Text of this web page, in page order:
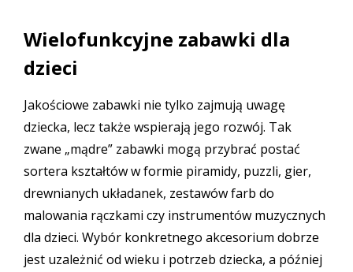
Wielofunkcyjne zabawki dla
dzieci
Jakościowe zabawki nie tylko zajmują uwagę
dziecka, lecz także wspierają jego rozwój. Tak
zwane „mądre” zabawki mogą przybrać postać
sortera kształtów w formie piramidy, puzzli, gier,
drewnianych układanek, zestawów farb do
malowania rączkami czy instrumentów muzycznych
dla dzieci. Wybór konkretnego akcesorium dobrze
jest uzależnić od wieku i potrzeb dziecka, a później